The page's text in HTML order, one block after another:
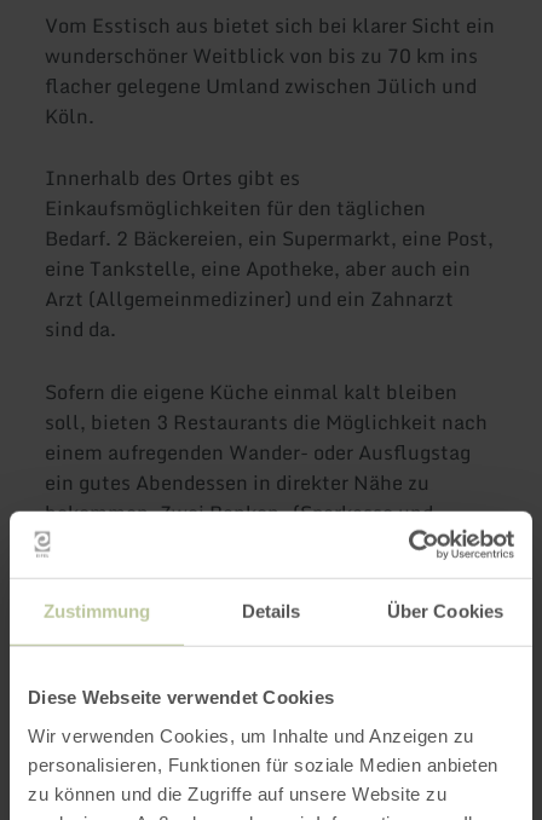
Zustimmung Details Über Cookies
Diese Webseite verwendet Cookies
Wir verwenden Cookies, um Inhalte und Anzeigen zu
personalisieren, Funktionen für soziale Medien anbieten
zu können und die Zugriffe auf unsere Website zu
Vom Esstisch aus bietet sich bei klarer Sicht ein
wunderschöner Weitblick von bis zu 70 km ins
flacher gelegene Umland zwischen Jülich und
Köln.
Innerhalb des Ortes gibt es
Einkaufsmöglichkeiten für den täglichen
Bedarf. 2 Bäckereien, ein Supermarkt, eine Post,
eine Tankstelle, eine Apotheke, aber auch ein
Arzt (Allgemeinmediziner) und ein Zahnarzt
sind da.
Sofern die eigene Küche einmal kalt bleiben
soll, bieten 3 Restaurants die Möglichkeit nach
einem aufregenden Wander- oder Ausflugstag
ein gutes Abendessen in direkter Nähe zu
bekommen. Zwei Banken- (Sparkasse und
Volksbank) sind im Ort ansässig.
Mindestaufenthalt 2 Nächte.
mehr erfahren
Weitere Infos